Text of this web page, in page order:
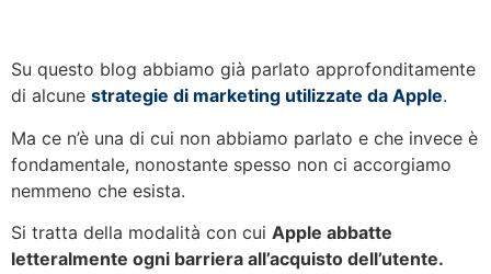
Su questo blog abbiamo già parlato approfonditamente
di alcune strategie di marketing utilizzate da Apple.
Ma ce n’è una di cui non abbiamo parlato e che invece è
fondamentale, nonostante spesso non ci accorgiamo
nemmeno che esista.
Si tratta della modalità con cui Apple abbatte
letteralmente ogni barriera all’acquisto dell’utente.